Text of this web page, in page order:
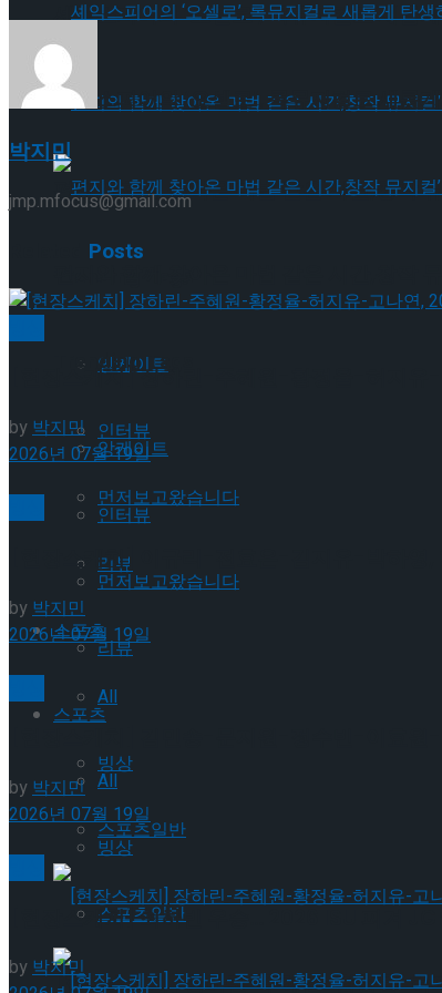
셰익스피어의 ‘오셀로’, 록뮤지컬로 새롭
편지와 함께 찾아온 마법 같은 시간,창작
앙케이트
인터뷰
먼저보고왔습니다
리뷰
스포츠
All
빙상
스포츠일반
[현장스케치] 장하린-주혜원-황정율-허
셰익스피어의 ‘오셀로’, 록뮤지컬로 새롭
Trending Tags
앙케이트
인터뷰
먼저보고왔습니다
리뷰
스포츠
All
빙상
스포츠일반
박지민
jmp.mfocus@gmail.com
Posts
[현장스케치] 장하린-주혜원-황정율-허지유-
by박지민
2026년 07월 19일
[현장스케치] 이규리-전효은-김지유-박하영,
by 박지민
2026년 07월 19일
by박지민
2026년 07월 19일
[현장스케치] 최하빈 우승… 2026 ISU 피겨
by박지민